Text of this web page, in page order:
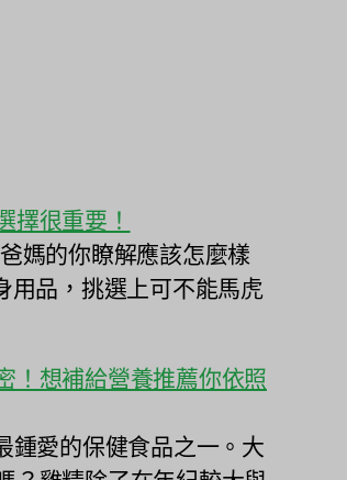
擇很重要！
媽的你瞭解應該怎麼樣
用品，挑選上可不能馬虎
！想補給營養推薦你依照
鍾愛的保健食品之一。大